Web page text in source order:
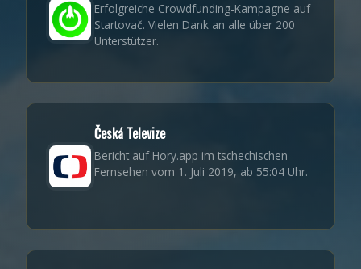
Erfolgreiche Crowdfunding-Kampagne auf
Startovač. Vielen Dank an alle über 200
Unterstützer.
Česká Televize
Bericht auf Hory.app im tschechischen
Fernsehen vom 1. Juli 2019, ab 55:04 Uhr.